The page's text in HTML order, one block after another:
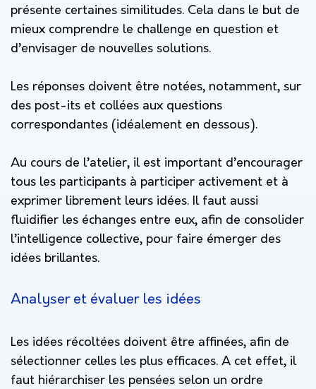
présente certaines similitudes. Cela dans le but de
mieux comprendre le challenge en question et
d’envisager de nouvelles solutions.
Les réponses doivent être notées, notamment, sur
des post-its et collées aux questions
correspondantes (idéalement en dessous).
Au cours de l’atelier, il est important d’encourager
tous les participants à participer activement et à
exprimer librement leurs idées. Il faut aussi
fluidifier les échanges entre eux, afin de consolider
l’intelligence collective, pour faire émerger des
idées brillantes.
Analyser et évaluer les idées
Les idées récoltées doivent être affinées, afin de
sélectionner celles les plus efficaces. A cet effet, il
faut hiérarchiser les pensées selon un ordre